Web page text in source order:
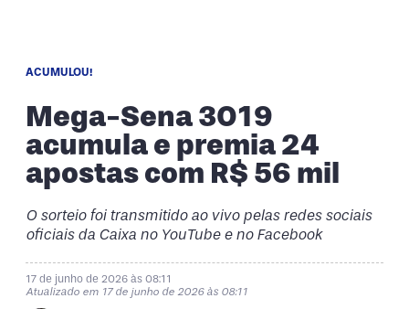
ACUMULOU!
Mega-Sena 3019
acumula e premia 24
apostas com R$ 56 mil
O sorteio foi transmitido ao vivo pelas redes sociais
oficiais da Caixa no YouTube e no Facebook
17 de junho de 2026 às 08:11
Atualizado em 17 de junho de 2026 às 08:11